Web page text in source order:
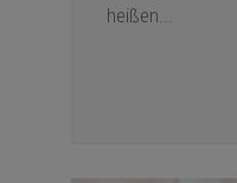
heißen...